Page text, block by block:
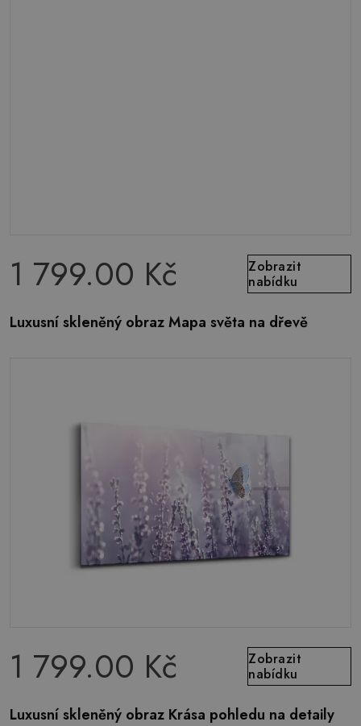
1 799.00 Kč
Zobrazit
nabídku
Luxusní skleněný obraz Mapa světa na dřevě
1 799.00 Kč
Zobrazit
nabídku
Luxusní skleněný obraz Krása pohledu na detaily